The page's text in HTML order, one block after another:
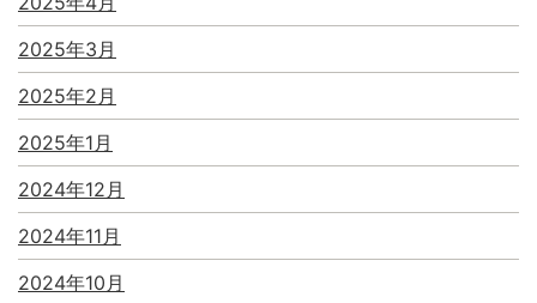
2025年3月
2025年2月
2025年1月
2024年12月
2024年11月
2024年10月